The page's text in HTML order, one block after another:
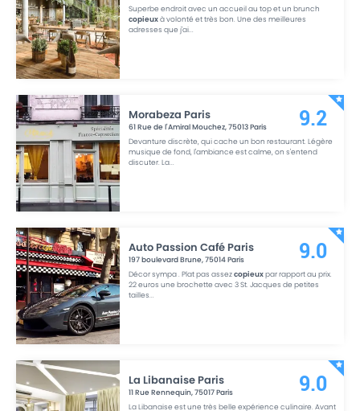
Superbe endroit avec un accueil au top et un brunch
copieuxà volonté et très bon. Une des meilleures
adresses que j'ai...
Morabeza Paris
61 Rue de l'Amiral Mouchez,75013Paris
Devanture discrète, qui cache un bon restaurant. Légère
musique de fond, l'ambiance est calme, on s'entend
discuter. La...
9.2
Auto Passion Café Paris
197 boulevard Brune,75014Paris
Décor sympa . Plat pas assezcopieuxpar rapport au prix.
22 euros une brochette avec 3 St. Jacques de petites
tailles...
9.0
La Libanaise Paris
11 Rue Rennequin,75017Paris
La Libanaise est une très belle expérience culinaire. Avant
9.0